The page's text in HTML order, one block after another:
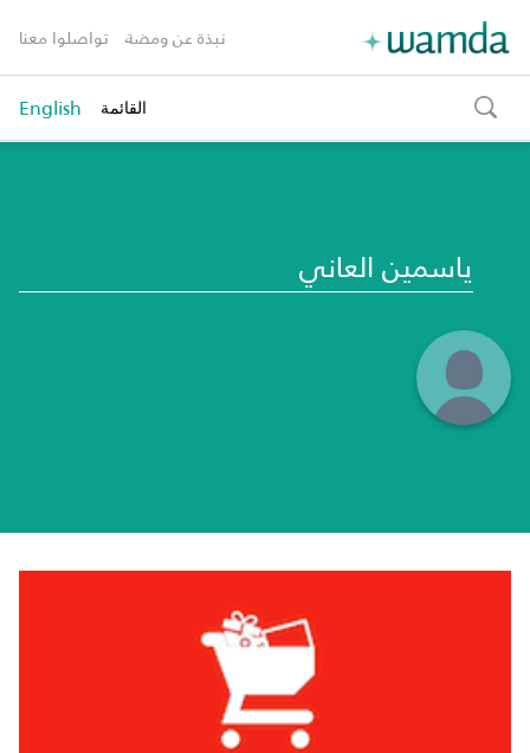
نبذة عن ومضة تواصلوا معنا
toggle
search
القائمة English
ياسمين العاني